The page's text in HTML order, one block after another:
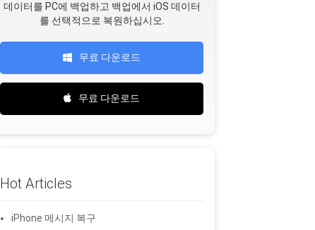
데이터를 PC에 백업하고 백업에서 iOS 데이터
를 선택적으로 복원하십시오.
무료 다운로드
무료 다운로드
Hot Articles
iPhone 메시지 복구